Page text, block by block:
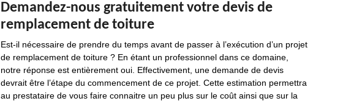
Demandez-nous gratuitement votre devis de
remplacement de toiture
Est-il nécessaire de prendre du temps avant de passer à l’exécution d’un projet
de remplacement de toiture ? En étant un professionnel dans ce domaine,
notre réponse est entièrement oui. Effectivement, une demande de devis
devrait être l’étape du commencement de ce projet. Cette estimation permettra
au prestataire de vous faire connaitre un peu plus sur le coût ainsi que sur la